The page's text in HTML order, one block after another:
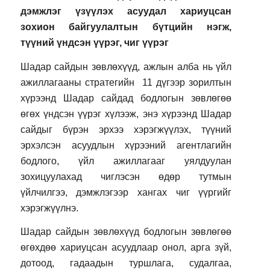
дэмжлэг үзүүлэх асуудал хариуцсан
зохион байгуулалтын бүтцийн нэгж,
түүний үндсэн үүрэг, чиг үүрэг
Шадар сайдын зөвлөхүүд, ажлын алба нь үйл
ажиллагааны стратегийн 11 дүгээр зорилтын
хүрээнд Шадар сайдад бодлогын зөвлөгөө
өгөх үндсэн үүрэг хүлээж, энэ хүрээнд Шадар
сайдыг бүрэн эрхээ хэрэгжүүлэх, түүний
эрхэлсэн асуудлын хүрээний агентлагийн
бодлого, үйл ажиллагааг уялдуулан
зохицуулахад чиглэсэн өдөр тутмын
үйлчилгээ, дэмжлэгээр хангах чиг үүргийг
хэрэгжүүлнэ.
Шадар сайдын зөвлөхүүд бодлогын зөвлөгөө
өгөхдөө хариуцсан асуудлаар онол, арга зүй,
дотоод, гадаадын туршлага, судалгаа,